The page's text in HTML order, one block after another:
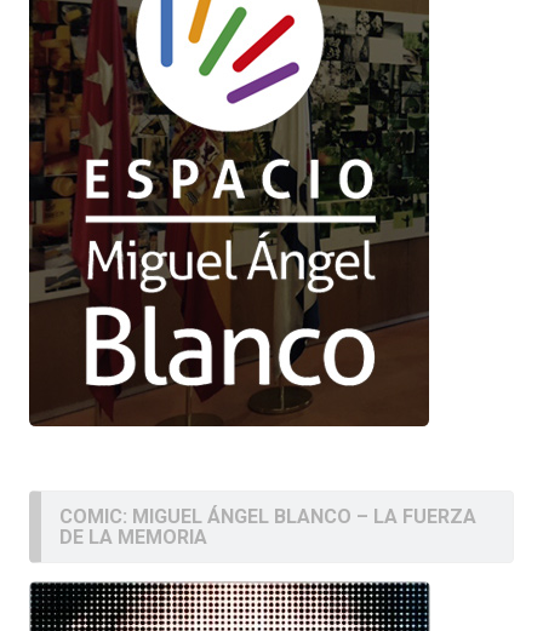
COMIC: MIGUEL ÁNGEL BLANCO – LA FUERZA
DE LA MEMORIA